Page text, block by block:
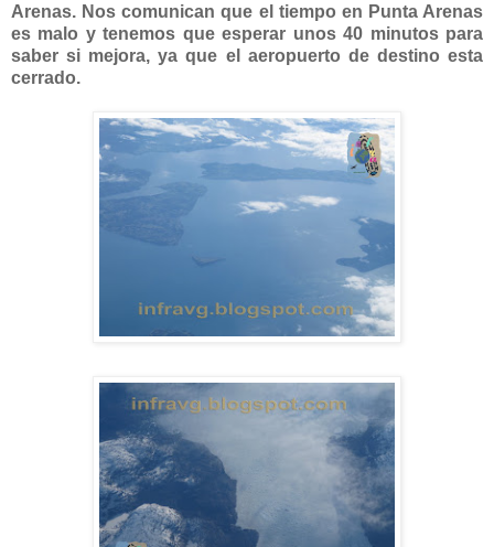
Arenas. Nos comunican que el tiempo en Punta Arenas
es malo y tenemos que esperar unos 40 minutos para
saber si mejora, ya que el aeropuerto de destino esta
cerrado.